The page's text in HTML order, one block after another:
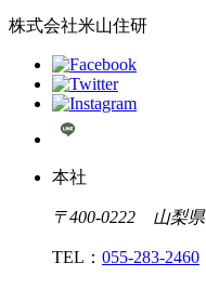
株式会社米山住研
本社
〒400-0222 山梨
TEL： 055-283-2460